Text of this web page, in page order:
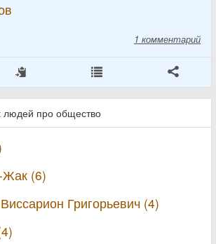
1 комментарий
людей про общество
(6)
Григорьевич (4)